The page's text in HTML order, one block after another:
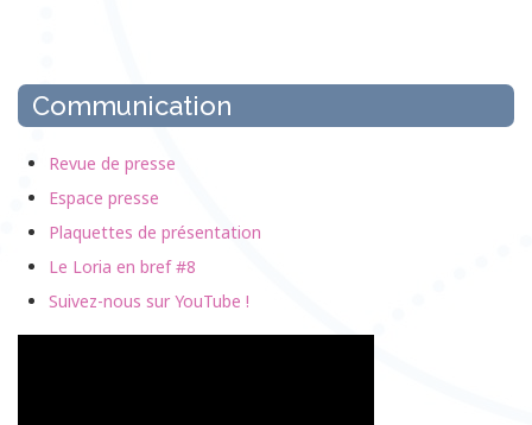
Communication
Revue de presse
Espace presse
Plaquettes de présentation
Le Loria en bref #8
Suivez-nous sur YouTube !